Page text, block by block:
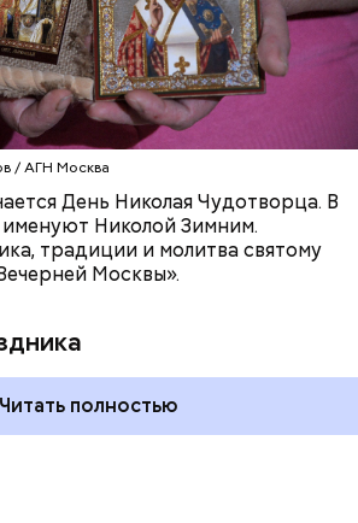
/ АГН Москва
День Николая Чудотворца. В
Николой Зимним.
традиции и молитва святому
Москвы».
Читать полностью